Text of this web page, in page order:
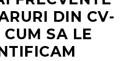
DIN CV-
CUM SA LE